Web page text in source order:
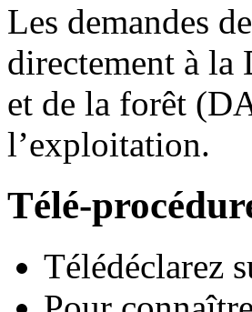
Les demandes
directement à la
et de la forêt
l’exploitation.
Télé-
Télédéclarez